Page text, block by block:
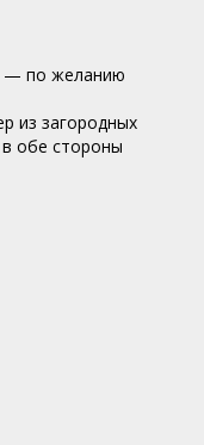
— по желанию
из загородных
обе стороны